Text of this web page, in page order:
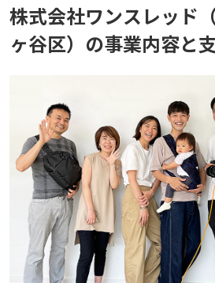
株式会社ワンスレッド
ヶ谷区）の事業内容と